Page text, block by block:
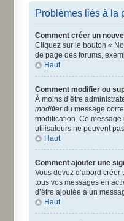
Problèmes liés à la
Comment créer un
Cliquez sur le bouton «
de page des forums,
Haut
Comment modifier ou
À moins d’être
modifierdu message
modification. Ce
utilisateurs ne peuvent
Haut
Comment ajouter une
Vous devez d’abord
tous vos messages en
d’être ajoutée à un
Haut